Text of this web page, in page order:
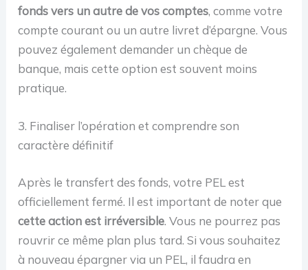
fonds vers un autre de vos comptes, comme votre
compte courant ou un autre livret d’épargne. Vous
pouvez également demander un chèque de
banque, mais cette option est souvent moins
pratique.
3. Finaliser l’opération et comprendre son
caractère définitif
Après le transfert des fonds, votre PEL est
officiellement fermé. Il est important de noter que
cette action est irréversible. Vous ne pourrez pas
rouvrir ce même plan plus tard. Si vous souhaitez
à nouveau épargner via un PEL, il faudra en